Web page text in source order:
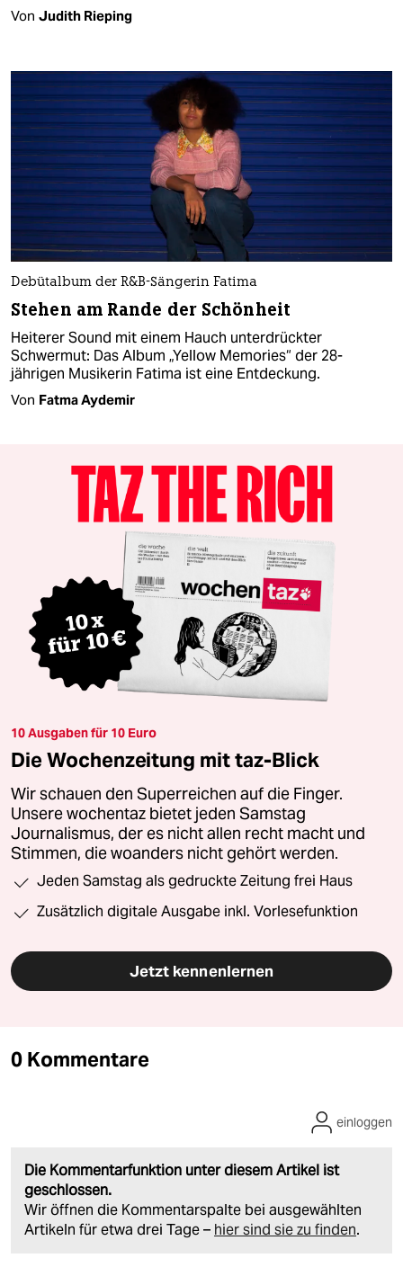
Von Judith Rieping
Debütalbum der R&B-Sängerin Fatima
Stehen am Rande der Schönheit
Heiterer Sound mit einem Hauch unterdrückter
Schwermut: Das Album „Yellow Memories“ der 28-
jährigen Musikerin Fatima ist eine Entdeckung.
Von Fatma Aydemir
10 Ausgaben für 10 Euro
Die Wochenzeitung mit taz-Blick
Wir schauen den Superreichen auf die Finger.
Unsere wochentaz bietet jeden Samstag
Journalismus, der es nicht allen recht macht und
Stimmen, die woanders nicht gehört werden.
Jeden Samstag als gedruckte Zeitung frei Haus
Zusätzlich digitale Ausgabe inkl. Vorlesefunktion
Jetzt kennenlernen
0 Kommentare
Die Kommentarfunktion unter diesem Artikel ist
geschlossen.
Wir öffnen die Kommentarspalte bei ausgewählten
Artikeln für etwa drei Tage – hier sind sie zu finden.
einloggen